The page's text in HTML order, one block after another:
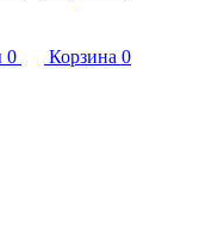
0 Корзина 0